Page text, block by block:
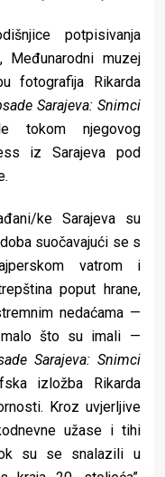
potpisivanja
Međunarodni muzej
fotografija Rikarda
Sarajeva: Snimci
tokom njegovog
iz Sarajeva pod
ke Sarajeva su
suočavajući se s
vatrom i
poput hrane,
nedaćama —
što su imali —
Sarajeva: Snimci
izložba Rikarda
Kroz uvjerljive
užase i tihi
su se snalazili u